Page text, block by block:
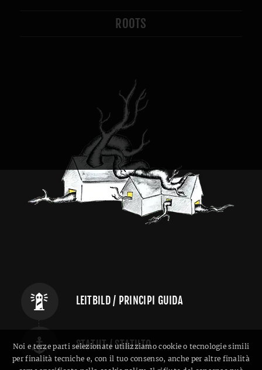
ROOTS
LEITBILD / PRINCIPI GUIDA
STATUT / STATUTO
Noi e terze parti selezionate utilizziamo cookie o tecnologie simili
per finalità tecniche e, con il tuo consenso, anche per altre finalità